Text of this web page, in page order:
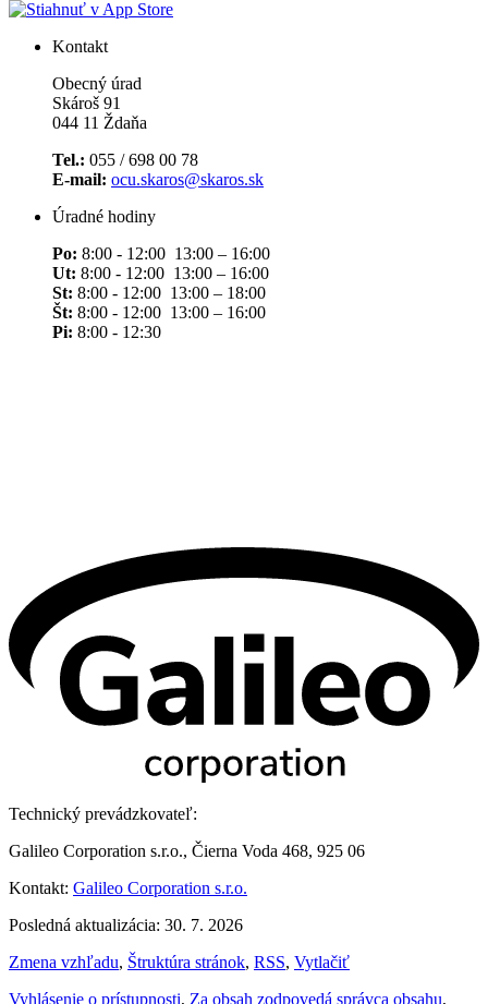
Kontakt
Obecný úrad
Skároš 91
044 11 Ždaňa
Tel.: 055 / 698 00 78
E-mail: ocu.skaros@skaros.sk
Úradné hodiny
Po: 8:00 - 12:00 13:00 – 16:00
Ut: 8:00 - 12:00 13:00 – 16:00
St: 8:00 - 12:00 13:00 – 18:00
Št: 8:00 - 12:00 13:00 – 16:00
Pi: 8:00 - 12:30
Technický prevádzkovateľ:
Galileo Corporation s.r.o., Čierna Voda 468, 925 06
Kontakt: Galileo Corporation s.r.o.
Posledná aktualizácia: 30. 7. 2026
Zmena vzhľadu, Štruktúra stránok, RSS, Vytlačiť
Vyhlásenie o prístupnosti, Za obsah zodpovedá správca obsahu,